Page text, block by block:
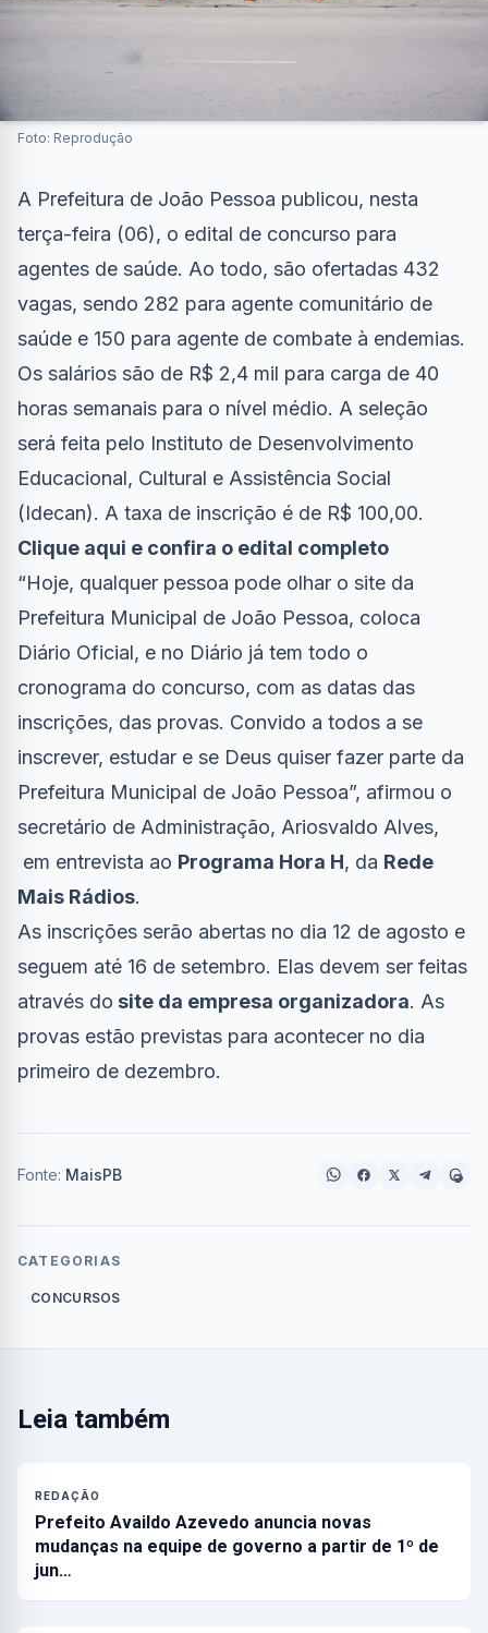
Foto: Reprodução
A Prefeitura de João Pessoa publicou, nesta
terça-feira (06), o edital de concurso para
agentes de saúde. Ao todo, são ofertadas 432
vagas, sendo 282 para agente comunitário de
saúde e 150 para agente de combate à endemias.
Os salários são de R$ 2,4 mil para carga de 40
horas semanais para o nível médio. A seleção
será feita pelo Instituto de Desenvolvimento
Educacional, Cultural e Assistência Social
(Idecan). A taxa de inscrição é de R$ 100,00.
Clique aqui e confira o edital completo
“Hoje, qualquer pessoa pode olhar o site da
Prefeitura Municipal de João Pessoa, coloca
Diário Oficial, e no Diário já tem todo o
cronograma do concurso, com as datas das
inscrições, das provas. Convido a todos a se
inscrever, estudar e se Deus quiser fazer parte da
Prefeitura Municipal de João Pessoa”, afirmou o
secretário de Administração, Ariosvaldo Alves,
em entrevista ao Programa Hora H, da Rede
Mais Rádios.
As inscrições serão abertas no dia 12 de agosto e
seguem até 16 de setembro. Elas devem ser feitas
através do site da empresa organizadora. As
provas estão previstas para acontecer no dia
primeiro de dezembro.
Fonte: MaisPB
CATEGORIAS
CONCURSOS
Leia também
REDAÇÃO
Prefeito Availdo Azevedo anuncia novas
mudanças na equipe de governo a partir de 1º de
jun…